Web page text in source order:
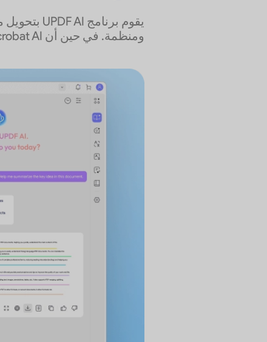
ومنظمة. في حين أن Adobe Acrobat AI لا يدعم هذه الميزة، مما يقصر المستخدمين على التفاعلات النصية الأساسية.